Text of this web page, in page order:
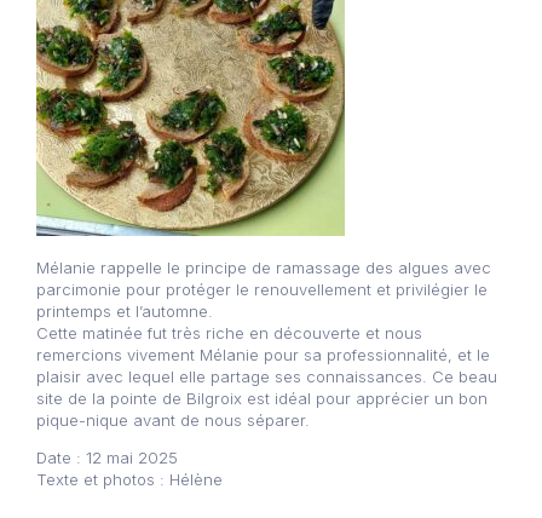
Mélanie rappelle le principe de ramassage des algues avec
parcimonie pour protéger le renouvellement et privilégier le
printemps et l’automne.
Cette matinée fut très riche en découverte et nous
remercions vivement Mélanie pour sa professionnalité, et le
plaisir avec lequel elle partage ses connaissances. Ce beau
site de la pointe de Bilgroix est idéal pour apprécier un bon
pique-nique avant de nous séparer.
Date : 12 mai 2025
Texte et photos : Hélène